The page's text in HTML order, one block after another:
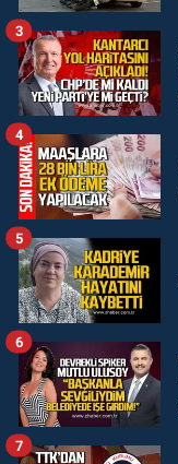
3
4
5
6
7